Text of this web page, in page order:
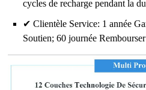
cycles de recharge pendant la
✔ Clientèle Service: 1 année
Soutien; 60 journée